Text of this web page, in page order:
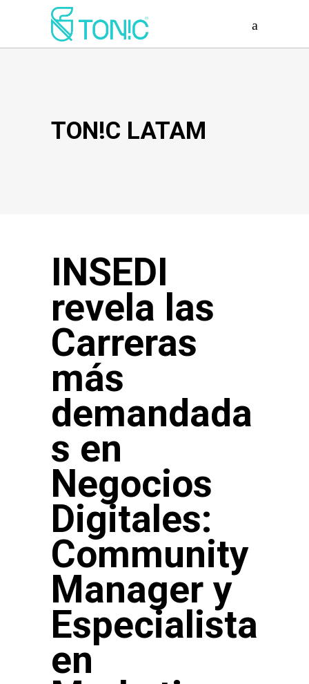
TON!C LATAM
INSEDI
revela las
Carreras
más
demandada
s en
Negocios
Digitales:
Community
Manager y
Especialista
en